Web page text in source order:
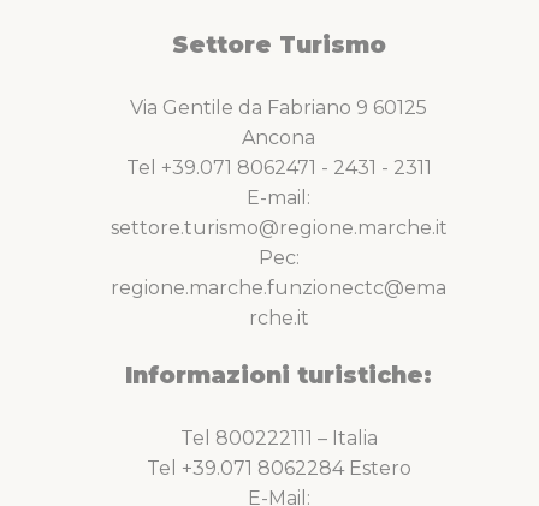
Settore Turismo
Via Gentile da Fabriano 9 60125
Ancona
Tel +39.071 8062471 - 2431 - 2311
E-mail:
settore.turismo@regione.marche.it
Pec:
regione.marche.funzionectc@ema
rche.it
Informazioni turistiche:
Tel 800222111 – Italia
Tel +39.071 8062284 Estero
E-Mail: